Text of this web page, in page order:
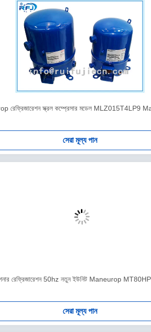
রেফ্রিজারেশন স্ক্রল কম্প্রেসার মডেল MLZ015T4LP9
সেরা মূল্য পান
রেফ্রিজারেশন 50hz নতুন ইউনিট Maneurop
সেরা মূল্য পান